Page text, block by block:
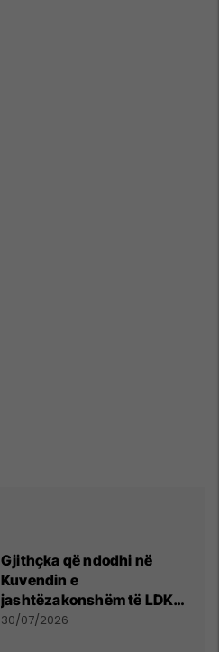
Gjithçka që ndodhi në
Kuvendin e
jashtëzakonshëm të LDK-
së
30/07/2026